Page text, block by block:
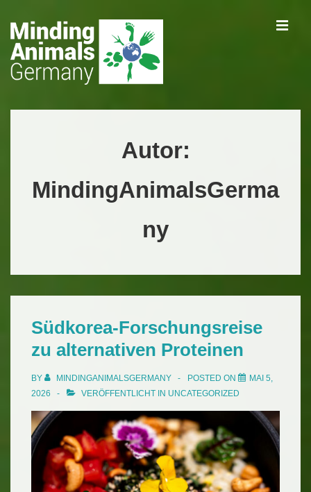
Zum
Inhalt
Main
Autor:
MindingAnimalsGerma
ny
Südkorea-Forschungsreise
zu alternativen Proteinen
BY MINDINGANIMALSGERMANY POSTED ON
MAI 5,
2026
VERÖFFENTLICHT IN UNCATEGORIZED